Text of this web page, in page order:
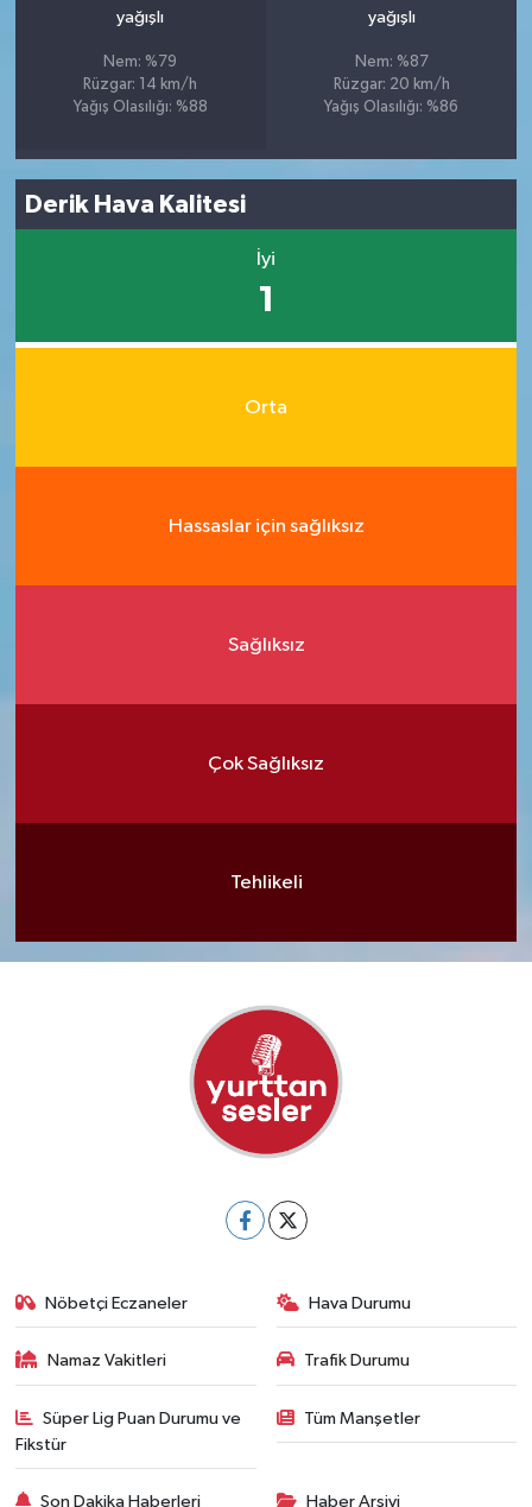
yağışlı
Nem: %79
Rüzgar: 14 km/h
Yağış Olasılığı: %88
yağışlı
Nem: %87
Rüzgar: 20 km/h
Yağış Olasılığı: %86
Derik Hava Kalitesi
İyi
1
Orta
Hassaslar için sağlıksız
Sağlıksız
Çok Sağlıksız
Tehlikeli
Nöbetçi Eczaneler Hava Durumu
Namaz Vakitleri Trafik Durumu
Süper Lig Puan Durumu ve
Fikstür
Tüm Manşetler
Son Dakika Haberleri Haber Arşivi